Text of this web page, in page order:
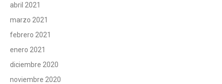
abril 2021
marzo 2021
febrero 2021
enero 2021
diciembre 2020
noviembre 2020